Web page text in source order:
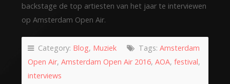
backstage de top artiesten van het jaar te interviewen
op Amsterdam Open Air.
Category: Blog, Muziek Tags: Amsterdam
Open Air, Amsterdam Open Air 2016, AOA, festival,
interviews